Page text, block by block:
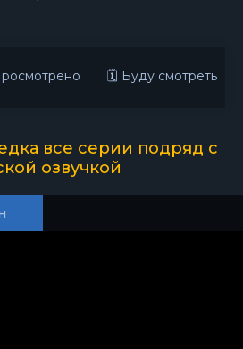
🗓 Буду смотреть
все серии подряд с
озвучкой